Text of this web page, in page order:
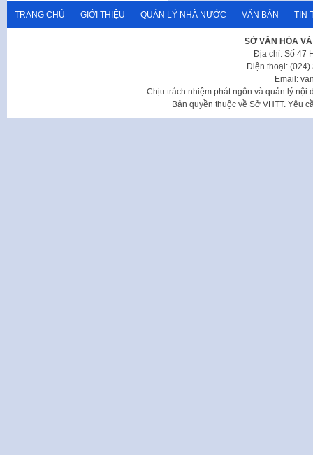
TRANG CHỦ GIỚI THIỆU QUẢN LÝ NHÀ NƯỚC VĂN BẢN TIN
SỞ VĂN HÓA
Địa chỉ: Số 47
Điện thoại: (024)
Email:
Chịu trách nhiệm phát ngôn và quản lý nội
Bản quyền thuộc về Sở VHTT. Yêu